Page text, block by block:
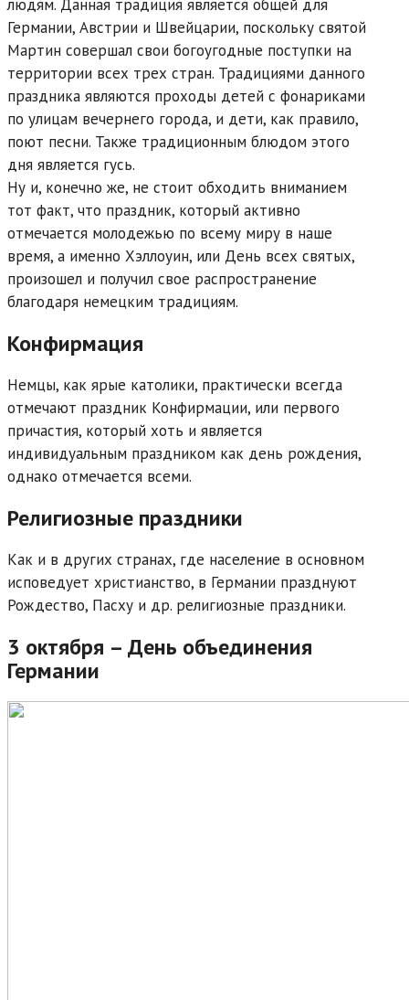
людям. Данная традиция является общей для
Германии, Австрии и Швейцарии, поскольку святой
Мартин совершал свои богоугодные поступки на
территории всех трех стран. Традициями данного
праздника являются проходы детей с фонариками
по улицам вечернего города, и дети, как правило,
поют песни. Также традиционным блюдом этого
дня является гусь.
Ну и, конечно же, не стоит обходить вниманием
тот факт, что праздник, который активно
отмечается молодежью по всему миру в наше
время, а именно Хэллоуин, или День всех святых,
произошел и получил свое распространение
благодаря немецким традициям.
Конфирмация
Немцы, как ярые католики, практически всегда
отмечают праздник Конфирмации, или первого
причастия, который хоть и является
индивидуальным праздником как день рождения,
однако отмечается всеми.
Религиозные праздники
Как и в других странах, где население в основном
исповедует христианство, в Германии празднуют
Рождество, Пасху и др. религиозные праздники.
3 октября – День объединения
Германии